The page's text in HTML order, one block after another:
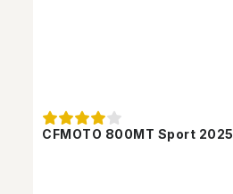
CFMOTO 800MT Sport 2025